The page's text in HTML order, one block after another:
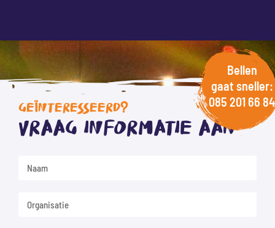
Bellen
gaat sneller:
085 201 66 84
GEÏNTERESSEERD?
Vraag informatie aan